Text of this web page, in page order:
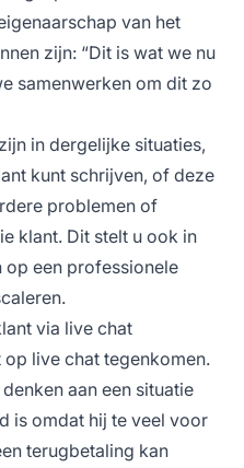
van het
zijn: “Dit is wat we nu
samenwerken om dit zo
in dergelijke situaties,
kunt schrijven, of deze
problemen of
klant. Dit stelt u ook in
op een professionele
via live chat
live chat tegenkomen.
aan een situatie
is omdat hij te veel voor
terugbetaling kan